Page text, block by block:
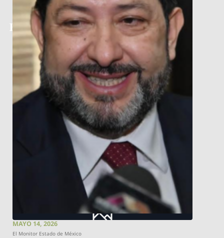
VÍNCULOS ANIMALES
MAYO 14, 2026
El Monitor Estado de México